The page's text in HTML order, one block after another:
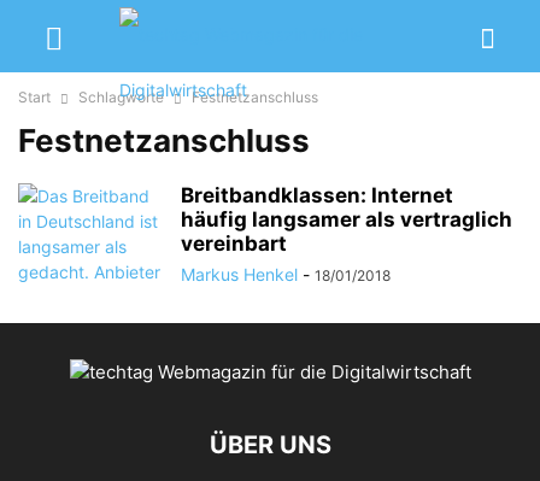
Start Schlagworte Festnetzanschluss
Festnetzanschluss
Breitbandklassen: Internet
häufig langsamer als vertraglich
vereinbart
Markus Henkel - 18/01/2018
ÜBER UNS